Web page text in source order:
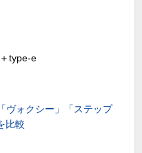
type-e
ヴォクシー」「ステップ
比較